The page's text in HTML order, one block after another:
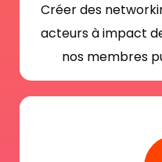
Créer des
acteurs à impact
nos membres